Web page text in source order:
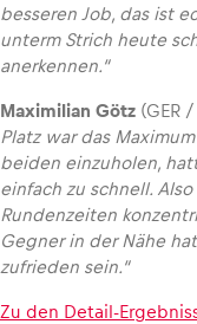
besseren Job, das ist
unterm Strich heute
anerkennen.“
Maximilian Götz (GER
Platz war das
beiden einzuholen,
einfach zu schnell.
Rundenzeiten
Gegner in der Nähe
zufrieden sein.“
Zu den Detail-